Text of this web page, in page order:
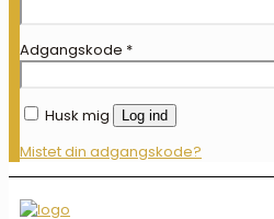
Adgangskode *
Husk mig Log ind
Mistet din adgangskode?